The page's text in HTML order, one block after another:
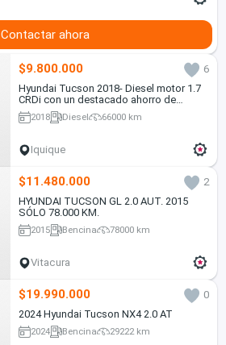
Contactar ahora
$9.800.000
6
Hyundai Tucson 2018- Diesel motor 1.7
CRDi con un destacado ahorro de
combustible, en Excelente estado
2018 Diesel 66000 km
Iquique
$11.480.000
2
HYUNDAI TUCSON GL 2.0 AUT. 2015
SÓLO 78.000 KM.
2015 Bencina 78000 km
Vitacura
$19.990.000
0
2024 Hyundai Tucson NX4 2.0 AT
2024 Bencina 29222 km